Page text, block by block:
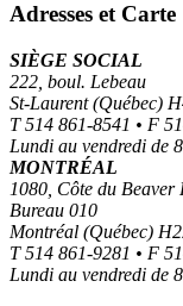
Adresses et Carte
SIÈGE SOCIAL
222, boul. Lebeau
St-Laurent (Québec)
T 514 861-8541 • F
Lundi au vendredi de
MONTRÉAL
1080, Côte du Beaver
Bureau 010
Montréal (Québec)
T 514 861-9281 • F
Lundi au vendredi de